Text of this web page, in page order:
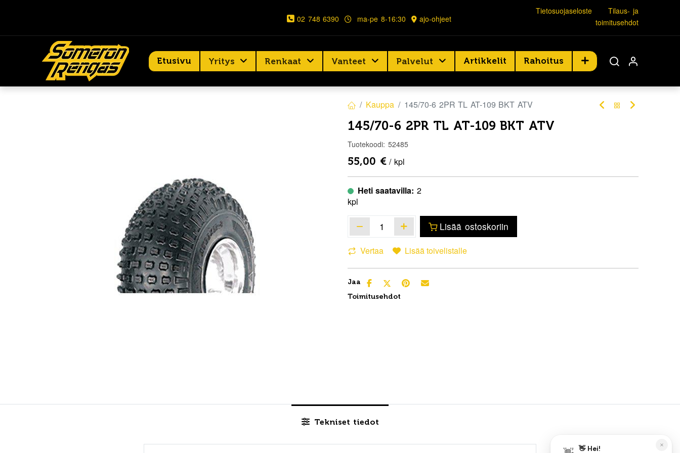
02 748 6390 ma-pe 8-16:30 ajo-ohjeet
Tietosuojaseloste
Tilaus- ja
toimitusehdot
Etusivu Yritys Renkaat Vanteet Palvelut Artikkelit Rahoitus
Kauppa 145/70-6 2PR TL AT-109 BKT ATV
145/70-6 2PR TL AT-109 BKT ATV
Tuotekoodi: 52485
55,00 € / kpl
Heti saatavilla: 2
kpl
Lisää ostoskoriin
Vertaa Lisää toivelistalle
Jaa
Toimitusehdot
Tekniset tiedot